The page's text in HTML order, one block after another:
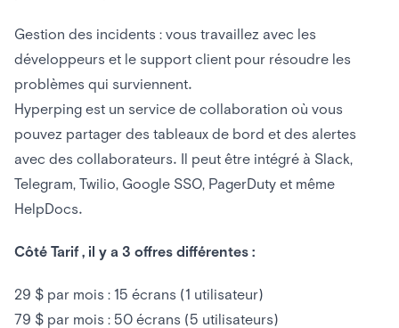
Gestion des incidents : vous travaillez avec les
développeurs et le support client pour résoudre les
problèmes qui surviennent.
Hyperping est un service de collaboration où vous
pouvez partager des tableaux de bord et des alertes
avec des collaborateurs. Il peut être intégré à Slack,
Telegram, Twilio, Google SSO, PagerDuty et même
HelpDocs.
Côté Tarif , il y a 3 offres différentes :
29 $ par mois : 15 écrans (1 utilisateur)
79 $ par mois : 50 écrans (5 utilisateurs)